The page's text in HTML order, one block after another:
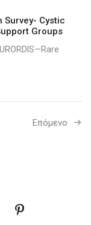
Survey- Cystic
Groups
Επόμενο